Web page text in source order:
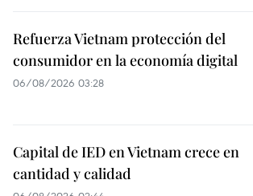
Refuerza Vietnam protección del
consumidor en la economía digital
06/08/2026 03:28
Capital de IED en Vietnam crece en
cantidad y calidad